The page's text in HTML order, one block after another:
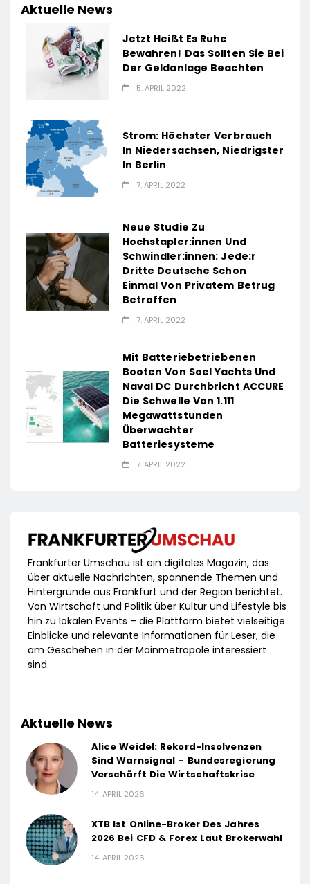
Aktuelle News
Jetzt Heißt Es Ruhe
Bewahren! Das Sollten Sie Bei
Der Geldanlage Beachten
5. APRIL 2022
Strom: Höchster Verbrauch
In Niedersachsen, Niedrigster
In Berlin
7. APRIL 2022
Neue Studie Zu
Hochstapler:innen Und
Schwindler:innen: Jede:r
Dritte Deutsche Schon
Einmal Von Privatem Betrug
Betroffen
7. APRIL 2022
Mit Batteriebetriebenen
Booten Von Soel Yachts Und
Naval DC Durchbricht ACCURE
Die Schwelle Von 1.111
Megawattstunden
Überwachter
Batteriesysteme
7. APRIL 2022
Frankfurter Umschau ist ein digitales Magazin, das
über aktuelle Nachrichten, spannende Themen und
Hintergründe aus Frankfurt und der Region berichtet.
Von Wirtschaft und Politik über Kultur und Lifestyle bis
hin zu lokalen Events – die Plattform bietet vielseitige
Einblicke und relevante Informationen für Leser, die
am Geschehen in der Mainmetropole interessiert
sind.
Aktuelle News
Alice Weidel: Rekord-Insolvenzen
Sind Warnsignal – Bundesregierung
Verschärft Die Wirtschaftskrise
14. APRIL 2026
XTB Ist Online-Broker Des Jahres
2026 Bei CFD & Forex Laut Brokerwahl
14. APRIL 2026